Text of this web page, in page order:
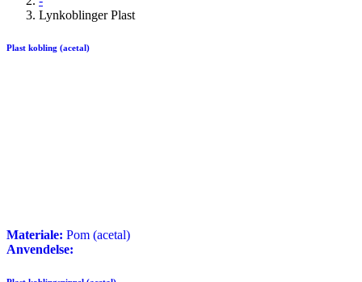
Lynkoblinger Plast
Plast kobling (acetal)
Materiale: Pom (acetal)
Anvendelse: